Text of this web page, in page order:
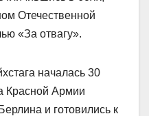
Отечественной
«За отвагу».
началась 30
Красной Армии
и готовились к